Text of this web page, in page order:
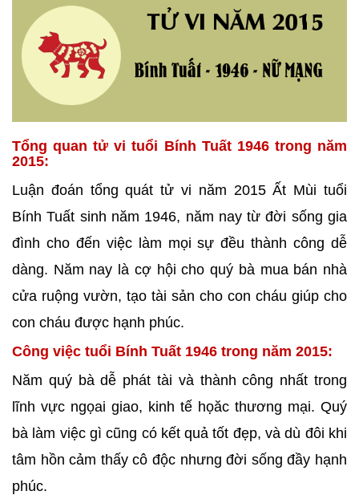
Tổng quan tử vi tuổi Bính Tuất 1946 trong năm
2015:
Luận đoán tổng quát tử vi năm 2015 Ất Mùi tuổi
Bính Tuất sinh năm 1946, năm nay từ đời sống gia
đình cho đến việc làm mọi sự đều thành công dễ
dàng. Năm nay là cợ hội cho quý bà mua bán nhà
cửa ruộng vườn, tạo tài sản cho con cháu giúp cho
con cháu được hạnh phúc.
Công việc tuổi Bính Tuất 1946 trong năm 2015:
Năm quý bà dễ phát tài và thành công nhất trong
lĩnh vực ngọai giao, kinh tế họăc thương mại. Quý
bà làm việc gì cũng có kết quả tốt đẹp, và dù đôi khi
tâm hồn cảm thấy cô độc nhưng đời sống đầy hạnh
phúc.